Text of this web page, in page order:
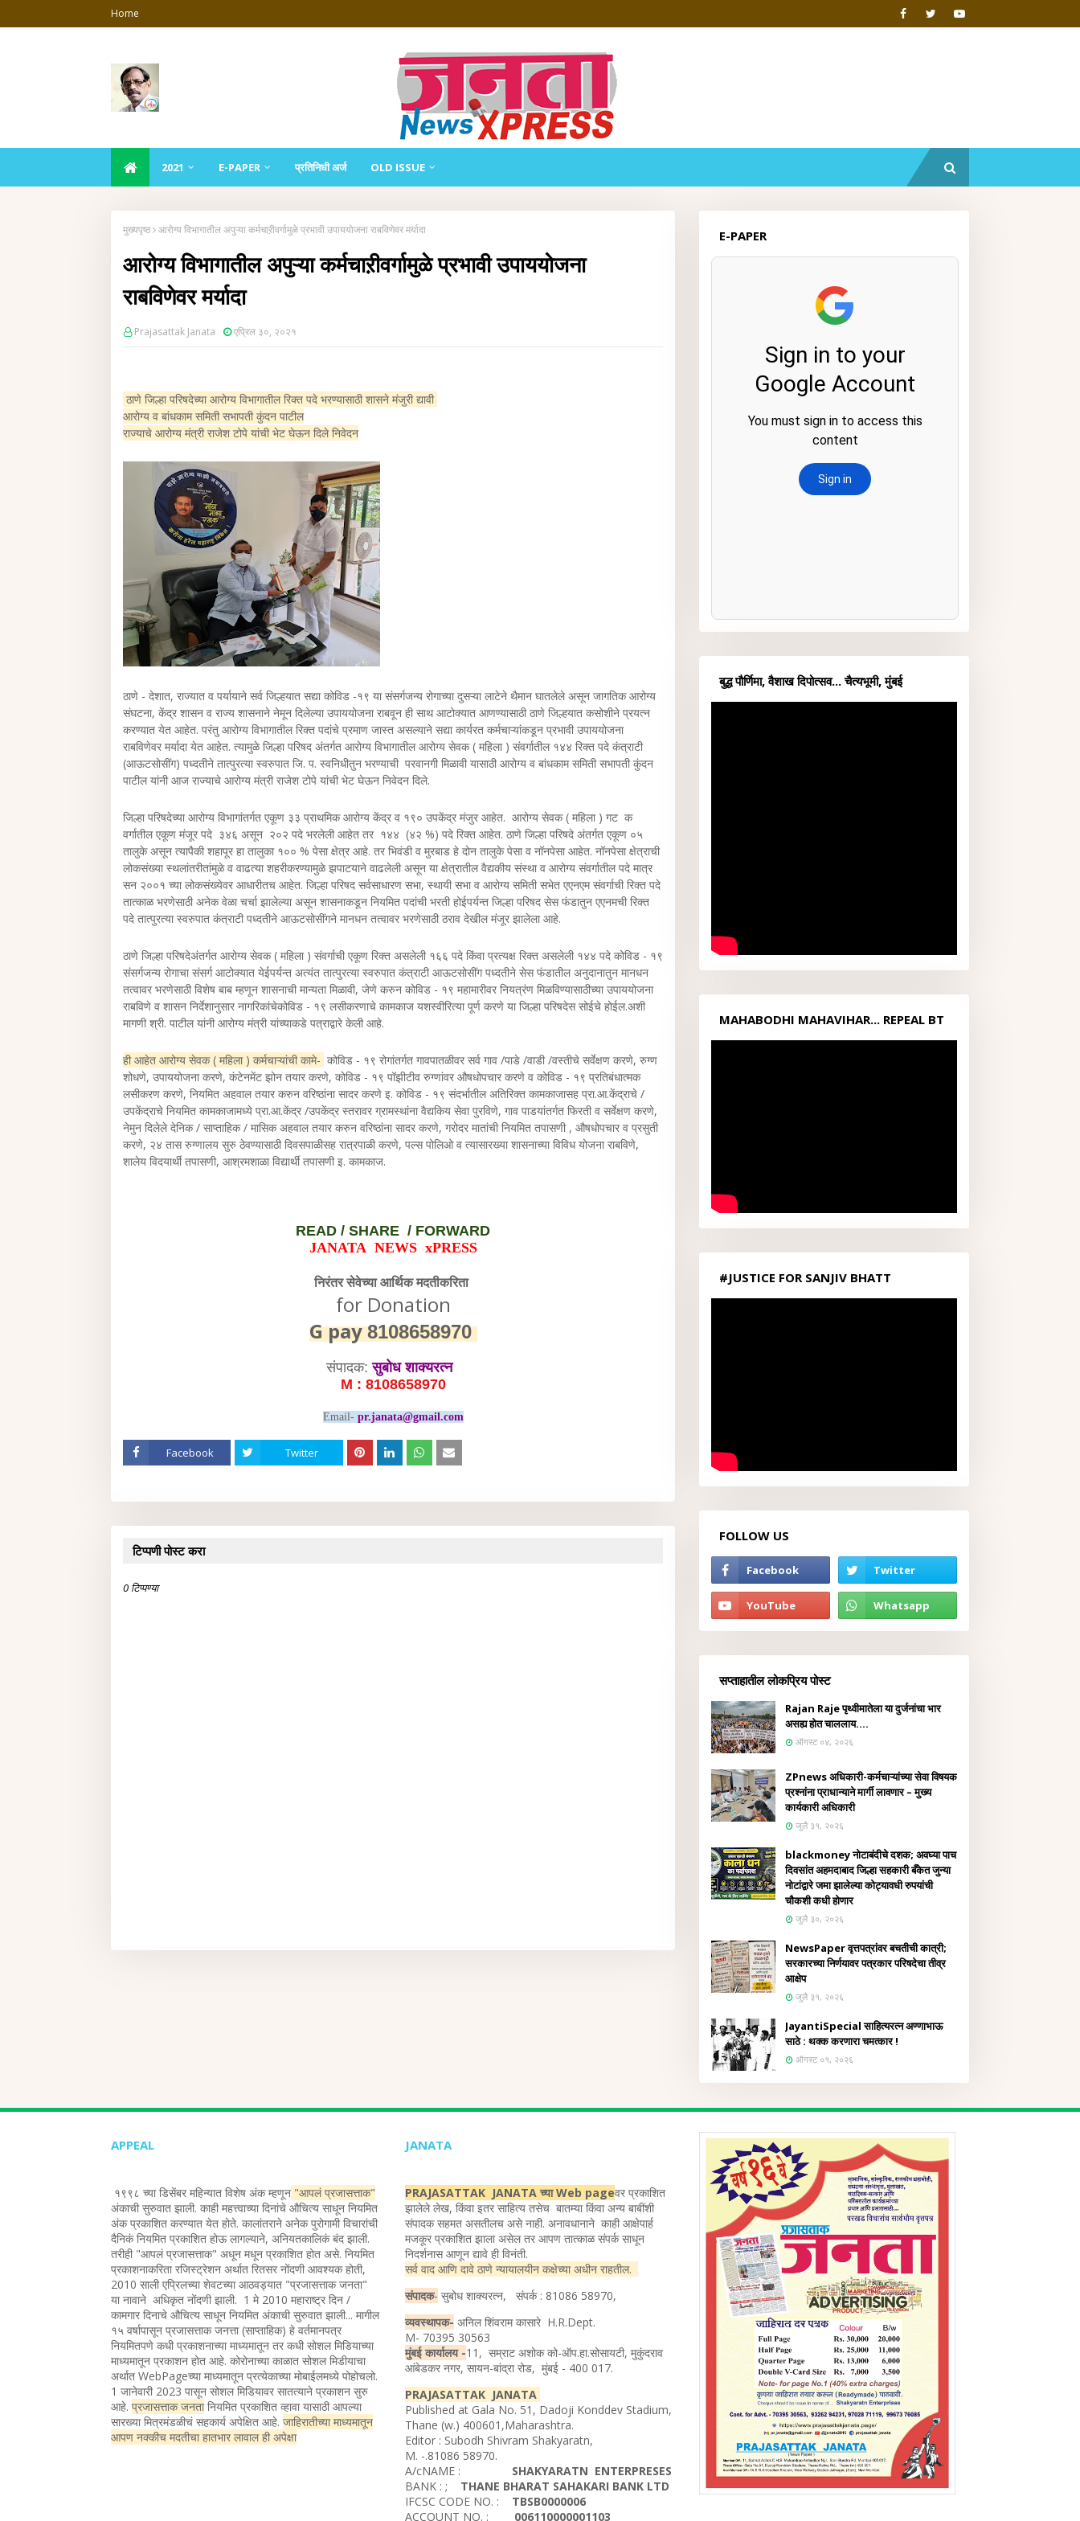
Home
2021 E-PAPER प्रतिनिधी अर्ज OLD ISSUE
मुख्यपृष्ठ आरोग्य विभागातील अपुऱ्या कर्मचाऱीवर्गामुळे प्रभावी उपाययोजना राबविणेवर मर्यादा
आरोग्य विभागातील अपुऱ्या कर्मचाऱीवर्गामुळे प्रभावी उपाययोजना
राबविणेवर मर्यादा
Prajasattak Janata एप्रिल ३०, २०२१
ठाणे जिल्हा परिषदेच्या आरोग्य विभागातील रिक्त पदे भरण्यासाठी शासने मंजुरी द्यावी
आरोग्य व बांधकाम समिती सभापती कुंदन पाटील
राज्याचे आरोग्य मंत्री राजेश टोपे यांची भेट घेऊन दिले निवेदन
ठाणे - देशात, राज्यात व पर्यायाने सर्व जिल्हयात सद्या कोविड -१९ या संसर्गजन्य रोगाच्या दुसऱ्या लाटेने थैमान घातलेले असून जागतिक आरोग्य
संघटना, केंद्र शासन व राज्य शासनाने नेमून दिलेल्या उपाययोजना राबवून ही साथ आटोक्यात आणण्यासाठी ठाणे जिल्हयात कसोशीने प्रयत्न
करण्यात येत आहेत. परंतु आरोग्य विभागातील रिक्त पदांचे प्रमाण जास्त असल्याने सद्या कार्यरत कर्मचाऱ्यांकडून प्रभावी उपाययोजना
राबविणेवर मर्यादा येत आहेत. त्यामुळे जिल्हा परिषद अंतर्गत आरोग्य विभागातील आरोग्य सेवक ( महिला ) संवर्गातील १४४ रिक्त पदे कंत्राटी
(आऊटसोसींग) पध्दतीने तात्पुरत्या स्वरुपात जि. प. स्वनिधीतुन भरण्याची परवानगी मिळावी यासाठी आरोग्य व बांधकाम समिती सभापती कुंदन
पाटील यांनी आज राज्याचे आरोग्य मंत्री राजेश टोपे यांची भेट घेऊन निवेदन दिले.
जिल्हा परिषदेच्या आरोग्य विभागांतर्गत एकूण ३३ प्राथमिक आरोग्य केंद्र व १९० उपकेंद्र मंजुर आहेत. आरोग्य सेवक ( महिला ) गट क
वर्गातील एकूण मंजूर पदे ३४६ असून २०२ पदे भरलेली आहेत तर १४४ (४२ %) पदे रिक्त आहेत. ठाणे जिल्हा परिषदे अंतर्गत एकूण ०५
तालुके असून त्यापैकी शहापूर हा तालुका १०० % पेसा क्षेत्र आहे. तर भिवंडी व मुरबाड हे दोन तालुके पेसा व नॉनपेसा आहेत. नॉनपेसा क्षेत्राची
लोकसंख्या स्थलांतरीतांमुळे व वाढत्या शहरीकरण्यामुळे झपाटयाने वाढलेली असून या क्षेत्रातील वैद्यकीय संस्था व आरोग्य संवर्गातील पदे मात्र
सन २००१ च्या लोकसंख्येवर आधारीतच आहेत. जिल्हा परिषद सर्वसाधारण सभा, स्थायी सभा व आरोग्य समिती सभेत एएनएम संवर्गाची रिक्त पदे
तात्काळ भरणेसाठी अनेक वेळा चर्चा झालेल्या असून शासनाकडून नियमित पदांची भरती होईपर्यन्त जिल्हा परिषद सेस फंडातुन एएनमची रिक्त
पदे तात्पुरत्या स्वरुपात कंत्राटी पध्दतीने आऊटसोसींगने मानधन तत्वावर भरणेसाठी ठराव देखील मंजूर झालेला आहे.
ठाणे जिल्हा परिषदेअंतर्गत आरोग्य सेवक ( महिला ) संवर्गाची एकूण रिक्त असलेली १६६ पदे किंवा प्रत्यक्ष रिक्त असलेली १४४ पदे कोविड - १९
संसर्गजन्य रोगाचा संसर्ग आटोक्यात येईपर्यन्त अत्यंत तात्पुरत्या स्वरुपात कंत्राटी आऊटसोसींग पध्दतीने सेस फंडातील अनुदानातुन मानधन
तत्वावर भरणेसाठी विशेष बाब म्हणून शासनाची मान्यता मिळावी, जेणे करुन कोविड - १९ महामारीवर नियत्रंण मिळविण्यासाठीच्या उपाययोजना
राबविणे व शासन निर्देशानुसार नागरिकांचेकोविड - १९ लसीकरणाचे कामकाज यशस्वीरित्या पूर्ण करणे या जिल्हा परिषदेस सोईचे होईल.अशी
मागणी श्री. पाटील यांनी आरोग्य मंत्री यांच्याकडे पत्राद्वारे केली आहे.
ही आहेत आरोग्य सेवक ( महिला ) कर्मचाऱ्यांची कामे- कोविड - १९ रोगांतर्गत गावपातळीवर सर्व गाव /पाडे /वाडी /वस्तीचे सर्वेक्षण करणे, रुग्ण
शोधणे, उपाययोजना करणे, कंटेनमेंट झोन तयार करणे, कोविड - १९ पॉझीटीव रुग्णांवर औषधोपचार करणे व कोविड - १९ प्रतिबंधात्मक
लसीकरण करणे, नियमित अहवाल तयार करुन वरिष्ठांना सादर करणे इ. कोविड - १९ संदर्भातील अतिरिक्त कामकाजासह प्रा.आ.केंद्राचे /
उपकेंद्राचे नियमित कामकाजामध्ये प्रा.आ.केंद्र /उपकेंद्र स्तरावर ग्रामस्थांना वैद्यकिय सेवा पुरविणे, गाव पाडयांतर्गत फिरती व सर्वेक्षण करणे,
नेमुन दिलेले देनिक / साप्ताहिक / मासिक अहवाल तयार करुन वरिष्ठांना सादर करणे, गरोदर मातांची नियमित तपासणी , औषधोपचार व प्रसुती
करणे, २४ तास रुग्णालय सुरु ठेवण्यासाठी दिवसपाळीसह रात्रपाळी करणे, पल्स पोलिओ व त्यासारख्या शासनाच्या विविध योजना राबविणे,
शालेय विदयार्थी तपासणी, आश्रमशाळा विद्यार्थी तपासणी इ. कामकाज.
READ / SHARE / FORWARD
JANATA NEWS xPRESS
निरंतर सेवेच्या आर्थिक मदतीकरिता
for Donation
G pay8108658970
संपादक:सुबोध शाक्यरत्न
M : 8108658970
Email- pr.janata@gmail.com
Facebook Twitter
टिप्पणी पोस्ट करा
0 टिप्पण्या
E-PAPER
बुद्ध पौर्णिमा, वैशाख दिपोत्सव... चैत्यभूमी, मुंबई
MAHABODHI MAHAVIHAR... REPEAL BT
ACT1949...
#JUSTICE FOR SANJIV BHATT
FOLLOW US
सप्ताहातील लोकप्रिय पोस्ट
Rajan Raje पृथ्वीमातेला या दुर्जनांचा भार
असह्य होत चाललाय....
ऑगस्ट ०४, २०२६
ZPnews अधिकारी-कर्मचाऱ्यांच्या सेवा विषयक
प्रश्नांना प्राधान्याने मार्गी लावणार – मुख्य
कार्यकारी अधिकारी
जुलै ३१, २०२६
blackmoney नोटाबंदीचे दशक; अवघ्या पाच
दिवसांत अहमदाबाद जिल्हा सहकारी बँकेत जुन्या
नोटांद्वारे जमा झालेल्या कोट्यावधी रुपयांची
चौकशी कधी होणार
जुलै ३०, २०२६
NewsPaper वृत्तपत्रांवर बचतीची कात्री;
सरकारच्या निर्णयावर पत्रकार परिषदेचा तीव्र
आक्षेप
जुलै ३१, २०२६
JayantiSpecial साहित्यरत्न अण्णाभाऊ
साठे : थक्क करणारा चमत्कार !
ऑगस्ट ०१, २०२६
APPEAL
१९९८ च्या डिसेंबर महिन्यात विशेष अंक म्हणून "आपलं प्रजासत्ताक"
अंकाची सुरुवात झाली. काही महत्त्वाच्या दिनांचे औचित्य साधून नियमित
अंक प्रकाशित करण्यात येत होते. कालांतराने अनेक पुरोगामी विचारांची
दैनिकं नियमित प्रकाशित होऊ लागल्याने, अनियतकालिकं बंद झाली.
तरीही "आपलं प्रजासत्ताक" अधून मधून प्रकाशित होत असे. नियमित
प्रकाशनाकरिता रजिस्ट्रेशन अर्थात रितसर नोंदणी आवश्यक होती,
2010 साली एप्रिलच्या शेवटच्या आठवड्यात "प्रजासत्ताक जनता"
या नावाने अधिकृत नोंदणी झाली. 1 मे 2010 महाराष्ट्र दिन /
कामगार दिनाचे औचित्य साधून नियमित अंकाची सुरुवात झाली... मागील
१५ वर्षापासून प्रजासत्ताक जनत्ता (साप्ताहिक) हे वर्तमानपत्र
नियमितपणे कधी प्रकाशनाच्या माध्यमातून तर कधी सोशल मिडियाच्या
माध्यमातून प्रकाशन होत आहे. कोरोनाच्या काळात सोशल मिडीयाचा
अर्थात WebPageच्या माध्यमातून प्रत्येकाच्या मोबाईलमध्ये पोहोचलो.
1 जानेवारी 2023 पासून सोशल मिडियावर सातत्याने प्रकाशन सुरु
आहे. प्रजासत्ताक जनतानियमित प्रकाशित व्हावा यासाठी आपल्या
सारख्या मित्रमंडळीचं सहकार्य अपेक्षित आहे. जाहिरातीच्या माध्यमातून
आपण नक्कीच मदतीचा हातभार लावाल ही अपेक्षा
JANATA
PRAJASATTAK JANATA च्या Web pageवर प्रकाशित
झालेले लेख, किंवा इतर साहित्य तसेच बातम्या किंवा अन्य बाबींशी
संपादक सहमत असतीलच असे नाही. अनावधानाने काही आक्षेपार्ह
मजकूर प्रकाशित झाला असेल तर आपण तात्काळ संपर्क साधून
निदर्शनास आणून द्यावे ही विनंती.
सर्व वाद आणि दावे ठाणे न्यायालयीन कक्षेच्या अधीन राहतील.
संपादक- सुबोध शाक्यरत्न, संपर्क : 81086 58970,
व्यवस्थापक- अनिल शिंवराम कासारे H.R.Dept.
M- 70395 30563
मुंबई कार्यालय -11, सम्राट अशोक को-ऑप.हा.सोसायटी, मुकुंदराव
आंबेडकर नगर, सायन-बांद्रा रोड, मुंबई - 400 017.
PRAJASATTAK JANATA
Published at Gala No. 51, Dadoji Konddev Stadium,
Thane (w.) 400601,Maharashtra.
Editor : Subodh Shivram Shakyaratn,
M. -.81086 58970.
A/cNAME : SHAKYARATN ENTERPRESES
BANK : ; THANE BHARAT SAHAKARI BANK LTD
IFCSC CODE NO. : TBSB0000006
ACCOUNT NO. : 006110000001103